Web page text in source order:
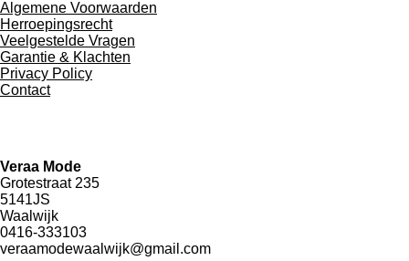
Algemene Voorwaarden
Herroepingsrecht
Veelgestelde Vragen
Garantie & Klachten
Privacy Policy
Contact
Veraa Mode
Grotestraat 235
5141JS
Waalwijk
0416-333103
veraamodewaalwijk@gmail.com